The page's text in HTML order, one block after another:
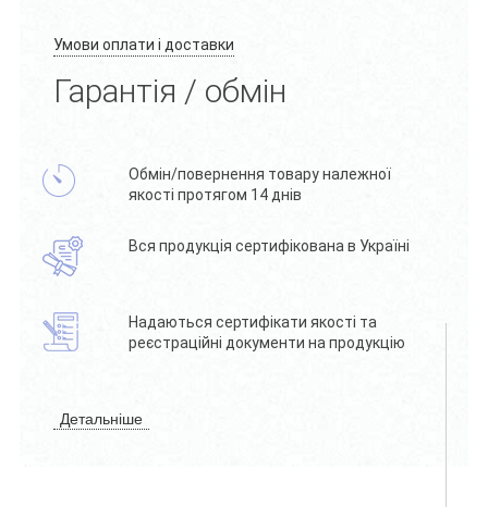
Умови оплати і доставки
Гарантія / обмін
Обмін/повернення товару належної
якості протягом 14 днів
Вся продукція сертифікована в Україні
Надаються сертифікати якості та
реєстраційні документи на продукцію
Детальніше